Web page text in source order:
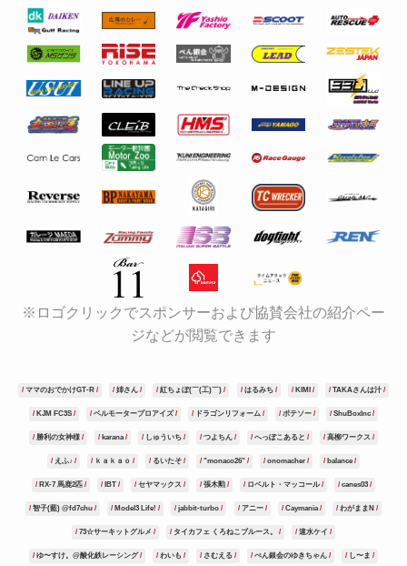
※ロゴクリックでスポンサーおよび協賛会社の紹介ペー
ジなどが閲覧できます
ママのおでかけGT-R 姉さん 紅ちょぼ(￣(工)￣) はるみち KIMI TAKAさんは汁
KJM FC3S ベルモータープロアイズ ドラゴンリフォーム ポテソー ShuBoxInc
勝利の女神様 karana しゅういち つよちん へっぽこあると 高柳ワークス
えふ♪ ｋａｋａｏ るいたそ "monaco26" onomacher balance
RX-7 馬鹿2匹 IBT セヤマックス 張木勲 ロベルト・マッコール canes03
智子(藍) @fd7chu Model3 Life! jabbit-turbo アニー Caymania わがままN
73☆サーキットグルメ タイカフェ くろねこブルース。 速水ケイ
ゆ〜すけ。@酸化鉄レーシング わいも さむえる ぺん銀会のゆきちゃん し〜ま